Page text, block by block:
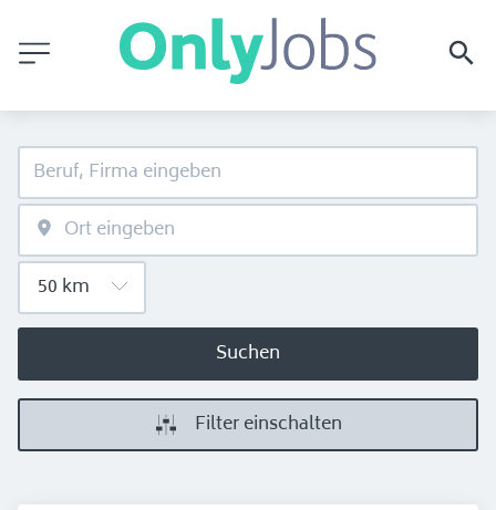
Suchen
Filter einschalten